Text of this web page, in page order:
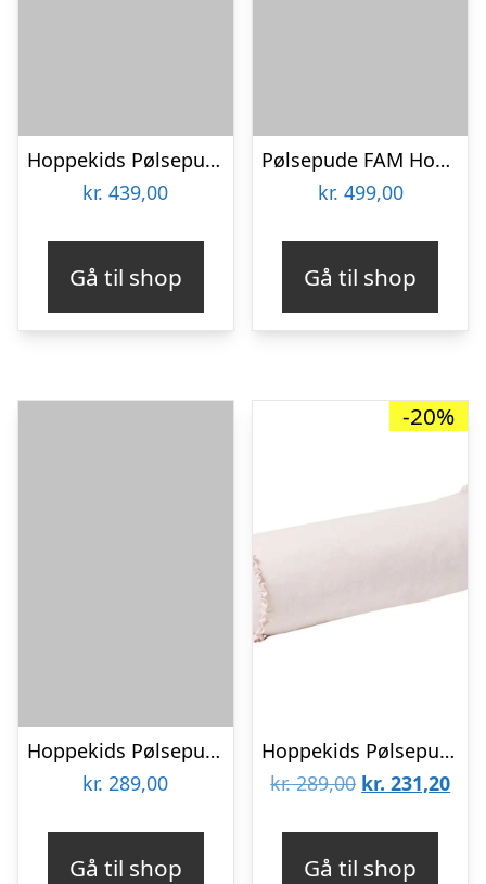
Hoppekids Pølsepude, Creator : Erling Christensen Møbler
kr. 439,00
Gå til shop
Pølsepude FAM Home Bolster 160 cm
kr. 499,00
Gå til shop
Hoppekids Pølsepude : Erling Christensen Møbler
kr. 289,00
Gå til shop
-20%
Hoppekids Pølsepude m. Flæser – WINTER WONDERLAND – Rosa
kr.289,00 Den
kr. 231,20Den
Gå til shop